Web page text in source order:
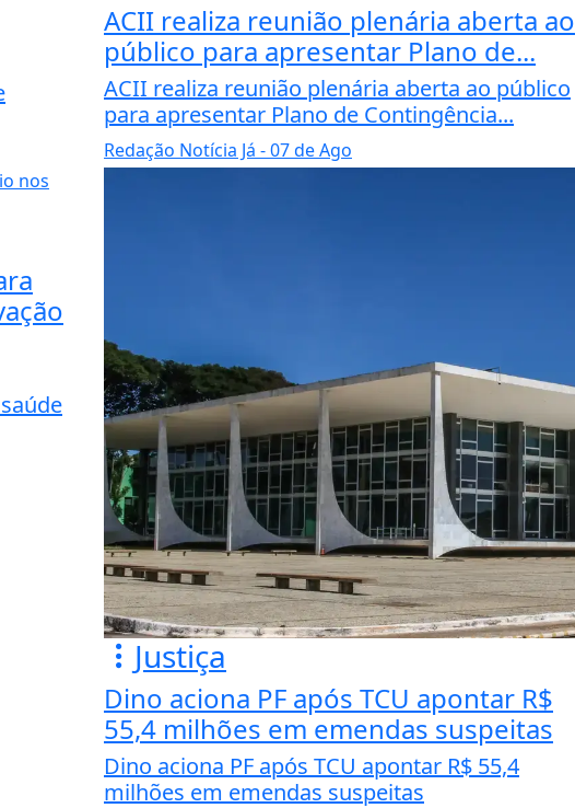
ACII realiza reunião plenária aberta ao
público para apresentar Plano de...
ACII realiza reunião plenária aberta ao público
para apresentar Plano de Contingência...
Redação Notícia Já - 07 de Ago
Justiça
Dino aciona PF após TCU apontar R$
55,4 milhões em emendas suspeitas
Dino aciona PF após TCU apontar R$ 55,4
milhões em emendas suspeitas